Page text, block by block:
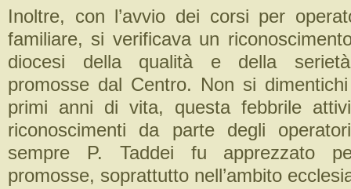
Inoltre, con l’avvio dei corsi per
familiare, si verificava un
diocesi della qualità e della
promosse dal Centro. Non si
primi anni di vita, questa febbrile
riconoscimenti da parte degli
sempre P. Taddei fu apprezzato
promosse, soprattutto nell’ambito